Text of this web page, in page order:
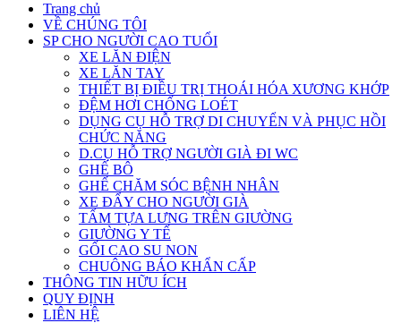
Trang chủ
VỀ CHÚNG TÔI
SP CHO NGƯỜI CAO TUỔI
XE LĂN ĐIỆN
XE LĂN TAY
THIẾT BỊ ĐIỀU TRỊ THOÁI HÓA XƯƠNG KHỚP
ĐỆM HƠI CHỐNG LOÉT
DỤNG CỤ HỖ TRỢ DI CHUYỂN VÀ PHỤC HỒI
CHỨC NĂNG
D.CỤ HỖ TRỢ NGƯỜI GIÀ ĐI WC
GHẾ BÔ
GHẾ CHĂM SÓC BỆNH NHÂN
XE ĐẨY CHO NGƯỜI GIÀ
TẤM TỰA LƯNG TRÊN GIƯỜNG
GIƯỜNG Y TẾ
GỐI CAO SU NON
CHUÔNG BÁO KHẨN CẤP
THÔNG TIN HỮU ÍCH
QUY ĐỊNH
LIÊN HỆ